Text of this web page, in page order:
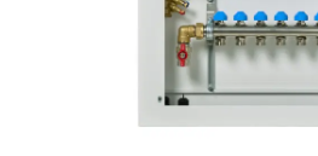
brann må
tilkoblingspunktet for